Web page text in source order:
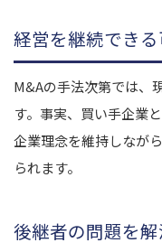
経営を継続でき
M&Aの手法次第では、
す。事実、買い手企業
企業理念を維持しなが
られます。
後継者の問題を